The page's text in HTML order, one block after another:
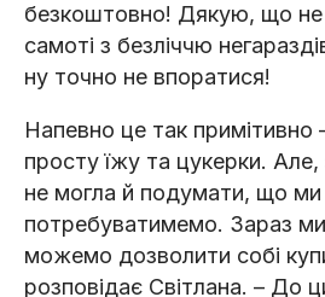
безкоштовно! Дякую, що не
самоті з безліччю
ну точно не впоратися!
Напевно це так примітивно
просту їжу та цукерки. Але,
не могла й подумати, що ми
потребуватимемо. Зараз
можемо дозволити собі
розповідає Світлана. – До